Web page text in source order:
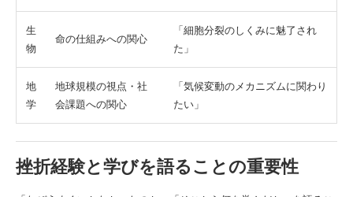
生
物
命の仕組みへの関心
「細胞分裂のしくみに魅了され
た」
地
学
地球規模の視点・社
会課題への関心
「気候変動のメカニズムに関わり
たい」
挫折経験と学びを語ることの重要性